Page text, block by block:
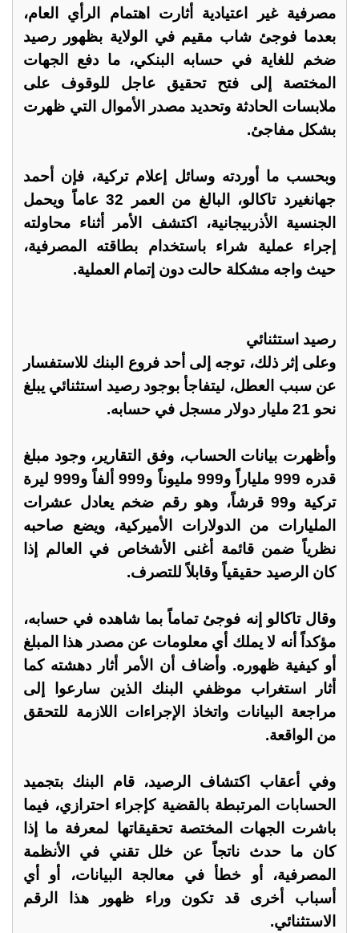
مصرفية غير اعتيادية أثارت اهتمام الرأي العام،
بعدما فوجئ شاب مقيم في الولاية بظهور رصيد
ضخم للغاية في حسابه البنكي، ما دفع الجهات
المختصة إلى فتح تحقيق عاجل للوقوف على
ملابسات الحادثة وتحديد مصدر الأموال التي ظهرت
بشكل مفاجئ.
وبحسب ما أوردته وسائل إعلام تركية، فإن أحمد
جهانغيرد تاكالو، البالغ من العمر 32 عاماً ويحمل
الجنسية الأذربيجانية، اكتشف الأمر أثناء محاولته
إجراء عملية شراء باستخدام بطاقته المصرفية،
حيث واجه مشكلة حالت دون إتمام العملية.
رصيد استثنائي
وعلى إثر ذلك، توجه إلى أحد فروع البنك للاستفسار
عن سبب العطل، ليتفاجأ بوجود رصيد استثنائي يبلغ
نحو 21 مليار دولار مسجل في حسابه.
وأظهرت بيانات الحساب، وفق التقارير، وجود مبلغ
قدره 999 ملياراً و999 مليوناً و999 ألفاً و999 ليرة
تركية و99 قرشاً، وهو رقم ضخم يعادل عشرات
المليارات من الدولارات الأميركية، ويضع صاحبه
نظرياً ضمن قائمة أغنى الأشخاص في العالم إذا
كان الرصيد حقيقياً وقابلاً للتصرف.
وقال تاكالو إنه فوجئ تماماً بما شاهده في حسابه،
مؤكداً أنه لا يملك أي معلومات عن مصدر هذا المبلغ
أو كيفية ظهوره. وأضاف أن الأمر أثار دهشته كما
أثار استغراب موظفي البنك الذين سارعوا إلى
مراجعة البيانات واتخاذ الإجراءات اللازمة للتحقق
من الواقعة.
وفي أعقاب اكتشاف الرصيد، قام البنك بتجميد
الحسابات المرتبطة بالقضية كإجراء احترازي، فيما
باشرت الجهات المختصة تحقيقاتها لمعرفة ما إذا
كان ما حدث ناتجاً عن خلل تقني في الأنظمة
المصرفية، أو خطأ في معالجة البيانات، أو أي
أسباب أخرى قد تكون وراء ظهور هذا الرقم
الاستثنائي.